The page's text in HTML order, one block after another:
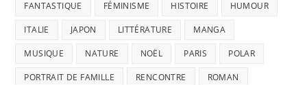
FANTASTIQUE FÉMINISME HISTOIRE HUMOUR
ITALIE JAPON LITTÉRATURE MANGA
MUSIQUE NATURE NOËL PARIS POLAR
PORTRAIT DE FAMILLE RENCONTRE ROMAN